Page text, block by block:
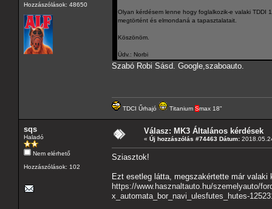
Hozzászólások: 48650
Olyan kérdésem lenne hogy foglalkozik-e valaki TDDI
megtörtént és elmondaná a tapasztalatait.
Köszönöm.
Üdv.: Norbi
Szabó Robi Sásd. Google,szaboauto.
TDCI Űrhajó Titanium Smax 18"
sqs
Haladó
Nem elérhető
Hozzászólások: 102
Válasz: MK3 Általános kérdések
« Új hozzászólás #74463 Dátum:
Sziasztok!
Ezt esetleg látta, megszakértette már valaki
https://www.hasznaltauto.hu/szemelyauto/
x_automata_bor_navi_ulesfutes_hutes-